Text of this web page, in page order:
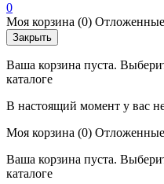
0
Моя корзина (0)
Закрыть
Ваша корзина пуста.
каталоге
В настоящий момент у вас
Моя корзина (0)
Ваша корзина пуста.
каталоге